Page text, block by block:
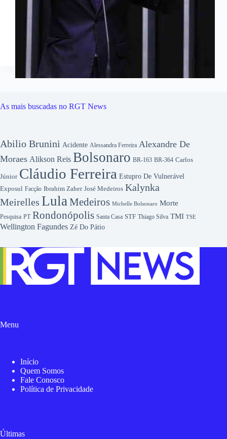
As mais buscadas no RGT News
Abilio Brunini Acidente Alessandra Ferreira Alexandre De
Moraes Alikson Reis Bolsonaro BR-163 BR-364 Carlos
Júnior Cláudio Ferreira Estupro De Vulnerável
Exposul Facção Ibrahim Zaher José Medeiros Kalynka
Meirelles LulaMedeiros Michelle Bolsonaro Morte
Pesquisa PT Rondonópolis Santa Casa STF Thiago Silva TMI TSE
Wellington Fagundes Zé Do Pátio
Menu
Início
Quem Somos
Fale Conosco
Política de Privacidade
Últimas